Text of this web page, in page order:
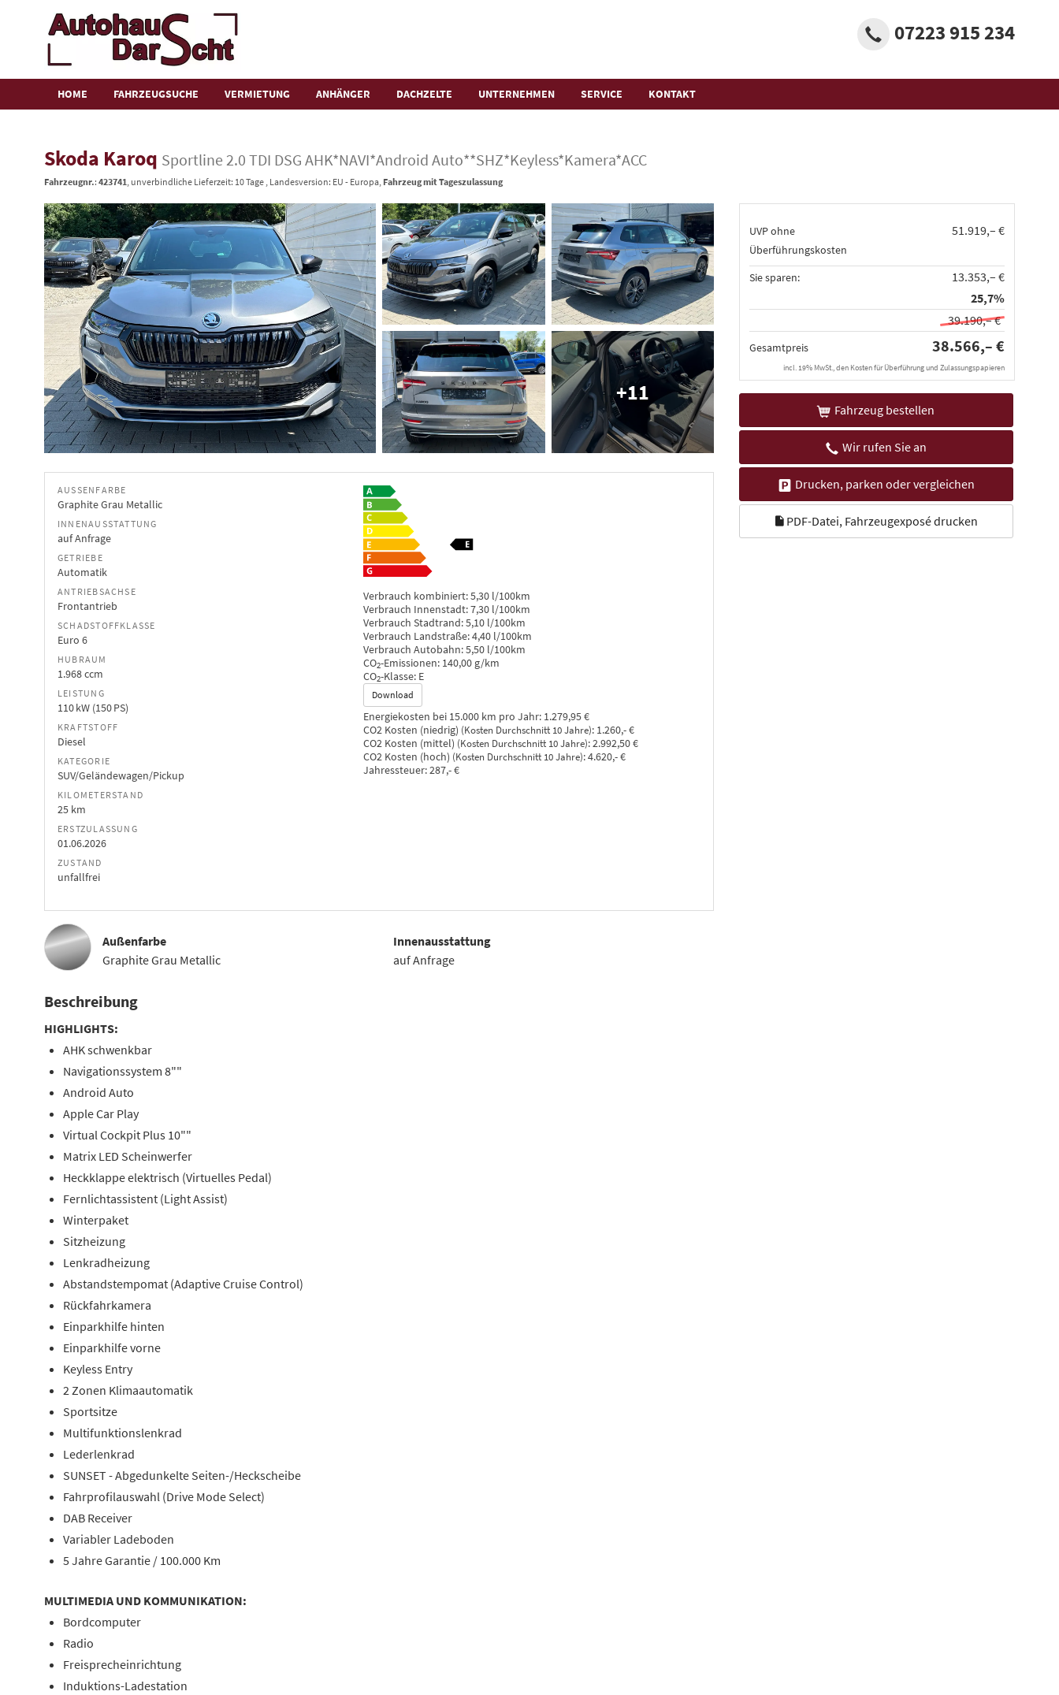
07223 915 234
HOME FAHRZEUGSUCHE VERMIETUNG ANHÄNGER DACHZELTE UNTERNEHMEN SERVICE KONTAKT
Skoda Karoq Sportline 2.0 TDI DSG AHK*NAVI*Android Auto**SHZ*Keyless*Kamera*ACC
Fahrzeugnr.: 423741 , unverbindliche Lieferzeit: 10 Tage , Landesversion: EU - Europa, Fahrzeug mit Tageszulassung
UVP ohne
Überführungskosten
51.919,– €
Sie sparen:
13.353,– €
25,7%
39.190,– €
Gesamtpreis 38.566,– €
incl. 19% MwSt., den Kosten für Überführung und Zulassungspapieren
Fahrzeug bestellen
Wir rufen Sie an
Drucken, parken oder vergleichen
PDF-Datei, Fahrzeugexposé drucken
+11
AUSSENFARBE
Graphite Grau Metallic
INNENAUSSTATTUNG
auf Anfrage
GETRIEBE
Automatik
ANTRIEBSACHSE
Frontantrieb
SCHADSTOFFKLASSE
Euro 6
HUBRAUM
1.968 ccm
LEISTUNG
110 kW (150 PS)
KRAFTSTOFF
Diesel
KATEGORIE
SUV/Geländewagen/Pickup
KILOMETERSTAND
25 km
ERSTZULASSUNG
01.06.2026
ZUSTAND
unfallfrei
Verbrauch kombiniert:5,30 l/100km
Verbrauch Innenstadt:7,30 l/100km
Verbrauch Stadtrand:5,10 l/100km
Verbrauch Landstraße:4,40 l/100km
Verbrauch Autobahn:5,50 l/100km
CO2-Emissionen: 140,00 g/km
CO2-Klasse: E
Download
Energiekosten bei 15.000 km pro Jahr: 1.279,95 €
CO2 Kosten (niedrig) (Kosten Durchschnitt 10 Jahre): 1.260,- €
CO2 Kosten (mittel) (Kosten Durchschnitt 10 Jahre):2.992,50 €
CO2 Kosten (hoch) (Kosten Durchschnitt 10 Jahre):4.620,- €
Jahressteuer:287,- €
Außenfarbe
Graphite Grau Metallic
Innenausstattung
auf Anfrage
Beschreibung
HIGHLIGHTS:
AHK schwenkbar
Navigationssystem 8""
Android Auto
Apple Car Play
Virtual Cockpit Plus 10""
Matrix LED Scheinwerfer
Heckklappe elektrisch (Virtuelles Pedal)
Fernlichtassistent (Light Assist)
Winterpaket
Sitzheizung
Lenkradheizung
Abstandstempomat (Adaptive Cruise Control)
Rückfahrkamera
Einparkhilfe hinten
Einparkhilfe vorne
Keyless Entry
2 Zonen Klimaautomatik
Sportsitze
Multifunktionslenkrad
Lederlenkrad
SUNSET - Abgedunkelte Seiten-/Heckscheibe
Fahrprofilauswahl (Drive Mode Select)
DAB Receiver
Variabler Ladeboden
5 Jahre Garantie / 100.000 Km
MULTIMEDIA UND KOMMUNIKATION:
Bordcomputer
Radio
Freisprecheinrichtung
Induktions-Ladestation